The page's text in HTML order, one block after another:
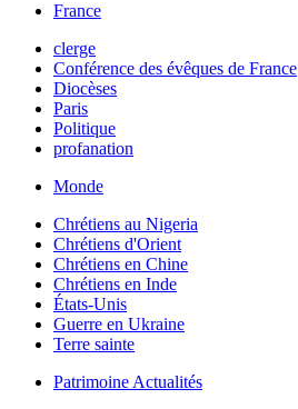
France
clerge
Conférence des évêques de France
Diocèses
Paris
Politique
profanation
Monde
Chrétiens au Nigeria
Chrétiens d'Orient
Chrétiens en Chine
Chrétiens en Inde
États-Unis
Guerre en Ukraine
Terre sainte
Patrimoine Actualités